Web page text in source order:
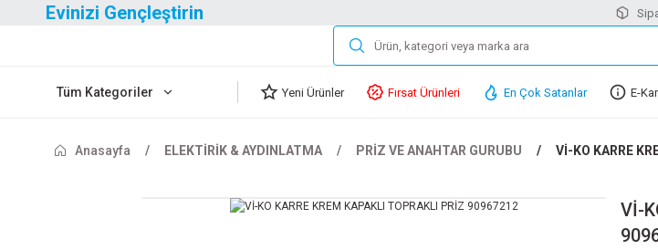
Evinizi Gençleştirin
Tüm Kategoriler Yeni Ürünler Fırsat Ürünleri En Çok Satanlar E-
Anasayfa ELEKTİRİK & AYDINLATMA PRİZ VE ANAHTAR GURUBU Vİ-KO KARRE
Vİ-